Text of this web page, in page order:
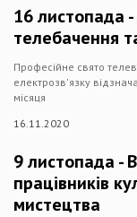
16 листопада -
телебачення
Професійне свято
електрозв'язку
місяця
16.11.2020
9 листопада -
працівників
мистецтва